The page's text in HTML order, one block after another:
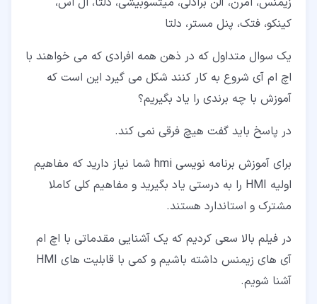
کینکو، فتک، پنل مستر، دلتا
یک سوال متداول که در ذهن همه افرادی که می خواهند با
اچ ام آی شروع به کار کنند شکل می گیرد این است که
آموزش با چه برندی را یاد بگیریم؟
در پاسخ باید گفت هیچ فرقی نمی کند.
برای آموزش برنامه نویسی hmi شما نیاز دارید که مفاهیم
اولیه HMI را به درستی یاد بگیرید و مفاهیم کلی کاملا
مشترک و استاندارد هستند.
در فیلم بالا سعی کردیم که یک آشنایی مقدماتی با اچ ام
آی های زیمنس داشته باشیم و کمی با قابلیت های HMI
آشنا شویم.